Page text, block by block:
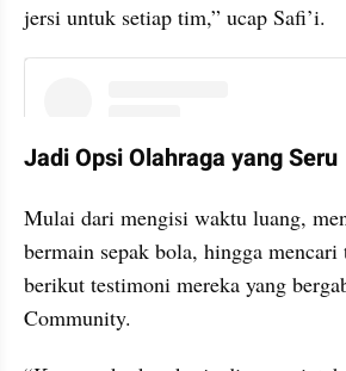
jersi untuk setiap tim,” ucap Safi’i.
Jadi Opsi Olahraga yang Seru
Mulai dari mengisi waktu luang,
bermain sepak bola, hingga mencari
berikut testimoni mereka yang
Community.